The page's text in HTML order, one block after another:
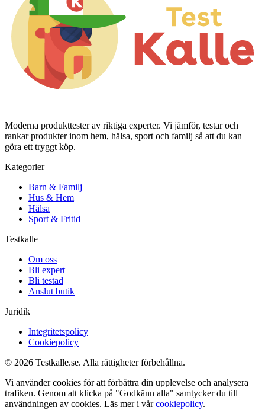
Moderna produkttester av riktiga experter. Vi jämför, testar och
rankar produkter inom hem, hälsa, sport och familj så att du kan
göra ett tryggt köp.
Kategorier
Barn & Familj
Hus & Hem
Hälsa
Sport & Fritid
Testkalle
Om oss
Bli expert
Bli testad
Anslut butik
Juridik
Integritetspolicy
Cookiepolicy
© 2026 Testkalle.se. Alla rättigheter förbehållna.
Vi använder cookies för att förbättra din upplevelse och analysera
trafiken. Genom att klicka på "Godkänn alla" samtycker du till
användningen av cookies. Läs mer i vårcookiepolicy.